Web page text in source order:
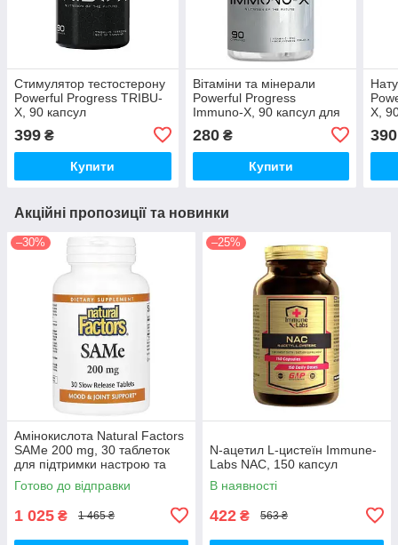
Стимулятор тестостерону
Powerful Progress TRIBU-
X, 90 капсул
399 ₴
Купити
Вітаміни та мінерали
Powerful Progress
Immuno-X, 90 капсул для
підтримки імунної системи
280₴
Купити
X,
390
Акційні пропозиції та новинки
–30%
Амінокислота Natural Factors
SAMe 200 mg, 30 таблеток
для підтримки настрою та
печінки
Готово до відправки
1 025 ₴ 1 465 ₴
–25%
N-ацетил L-цистеїн Immune-
Labs NAC, 150 капсул
В наявності
422 ₴ 563 ₴